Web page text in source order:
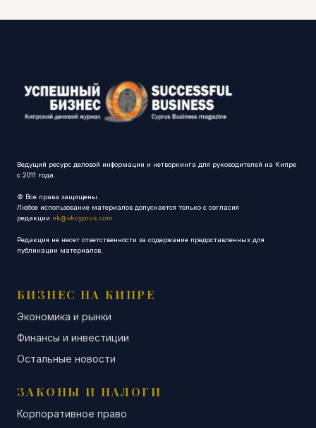
Ведущий ресурс деловой информации и нетворкинга для руководителей на Кипре
с 2011 года.
© Все права защищены.
Любое использование материалов допускается только с согласия
редакции nk@vkcyprus.com
Редакция не несет ответственности за содержание предоставленных для
публикации материалов.
БИЗНЕС НА КИПРЕ
Экономика и рынки
Финансы и инвестиции
Остальные новости
ЗАКОНЫ И НАЛОГИ
Корпоративное право